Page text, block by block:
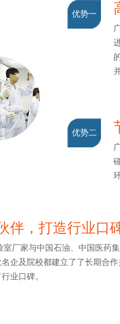
优势一
优势二
，打造行业口
厂家与中国石油、中国医药集
名企及院校都建立了了长期合作关
口碑。